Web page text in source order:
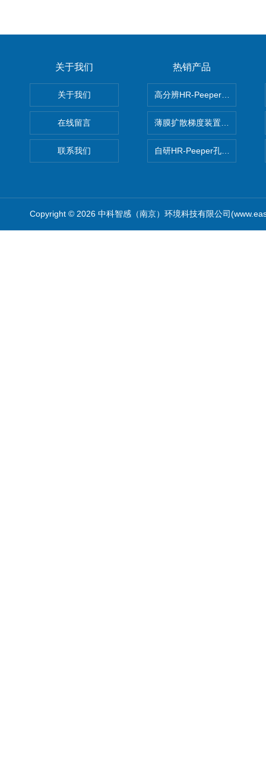
关于我们
关于我们
在线留言
联系我们
热销产品
高分辨HR-Peeper采样器孔隙
薄膜扩散梯度装置 Agl DGT
自研HR-Peeper孔隙水采样器
Copyright © 2026 中科智感（南京）环境科技有限公司